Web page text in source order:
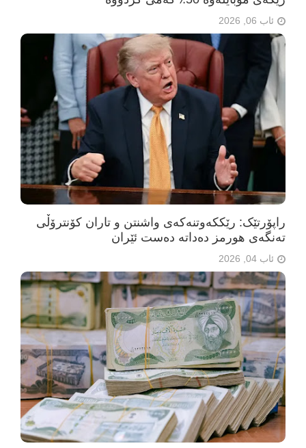
ئاب 06, 2026
راپۆرتێک: رێککەوتنەکەی واشنتن و تاران کۆنترۆڵی
تەنگەی هورمز دەداتە دەست ئێران
ئاب 04, 2026